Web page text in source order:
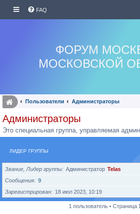
FAQ
ФОРУМ
МОСКОВСКОЙ
Пользователи Администраторы
Администраторы
Это специальная группа, управляемая
ЛИДЕР ГРУППЫ
Звание, Лидер группы Администратор Telas
Сообщения
9
Зарегистрирован
18 июл 2023, 10:19
1 пользователь • Страница